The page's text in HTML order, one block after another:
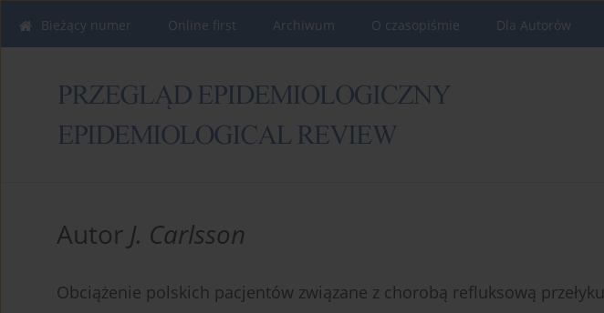
Bieżący numer Online first Archiwum O czasopiśmie Dla Autorów
Autor J. Carlsson
Obciążenie polskich pacjentów związane z chorobą refluksową przełyku